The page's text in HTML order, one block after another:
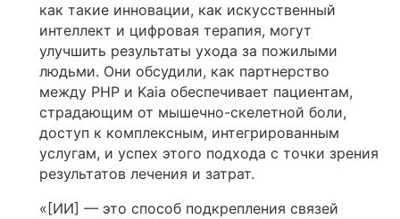
как такие инновации, как искусственный
интеллект и цифровая терапия, могут
улучшить результаты ухода за пожилыми
людьми. Они обсудили, как партнерство
между PHP и Kaia обеспечивает пациентам,
страдающим от мышечно-скелетной боли,
доступ к комплексным, интегрированным
услугам, и успех этого подхода с точки зрения
результатов лечения и затрат.
«[ИИ] — это способ подкрепления связей